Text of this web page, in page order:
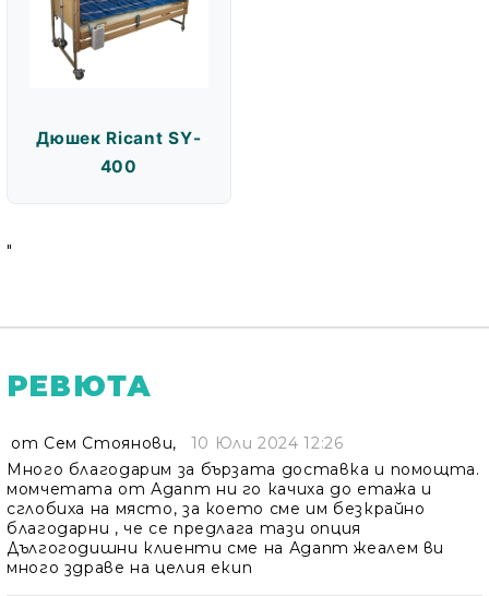
Дюшек Ricant SY-
400
"
РЕВЮТА
от Сем Стоянови,
10 Юли 2024 12:26
Много благодарим за бързата доставка и помощта.
момчетата от Адапт ни го качиха до етажа и
сглобиха на място, за което сме им безкрайно
благодарни , че се предлага тази опция
Дългогодишни клиенти сме на Адапт жеалем ви
много здраве на целия екип